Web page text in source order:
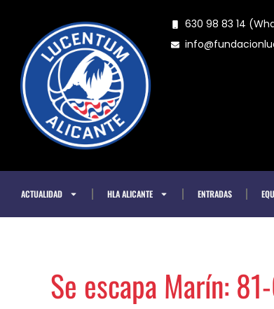
contenido
630 98 83 14
ACTUALIDAD HLA ALICANTE ENTRADAS
Se escapa Marín: